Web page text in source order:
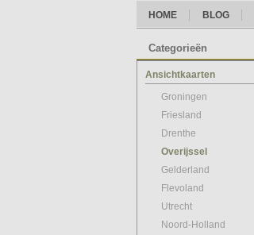
HOME BLOG
Categorieën
Ansichtkaarten
Groningen
Friesland
Drenthe
Overijssel
Gelderland
Flevoland
Utrecht
Noord-Holland